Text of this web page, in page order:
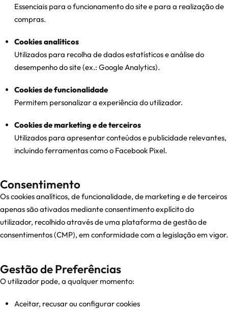
Essenciais para o funcionamento do site e para a realização de
compras.
Cookies analíticos
Utilizados para recolha de dados estatísticos e análise do
desempenho do site (ex.: Google Analytics).
Cookies de funcionalidade
Permitem personalizar a experiência do utilizador.
Cookies de marketing e de terceiros
Utilizados para apresentar conteúdos e publicidade relevantes,
incluindo ferramentas como o Facebook Pixel.
Consentimento
Os cookies analíticos, de funcionalidade, de marketing e de terceiros
apenas são ativados mediante consentimento explícito do
utilizador, recolhido através de uma plataforma de gestão de
consentimentos (CMP), em conformidade com a legislação em vigor.
Gestão de Preferências
O utilizador pode, a qualquer momento:
Aceitar, recusar ou configurar cookies